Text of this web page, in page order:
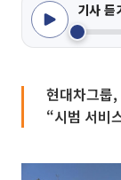
기사 듣
현대차그룹
“시범 서비